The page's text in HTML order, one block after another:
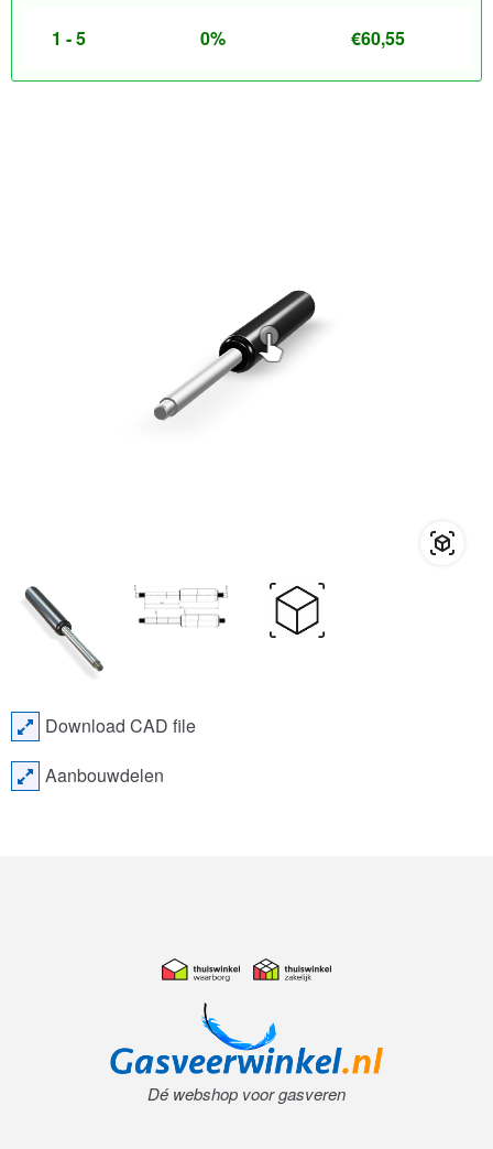
1 - 5 0% €60,55
Download CAD file
Aanbouwdelen
Dé webshop voor gasveren